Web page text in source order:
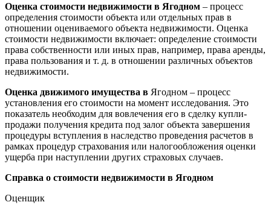
Оценка стоимости недвижимости в Ягодном – процесс
определения стоимости объекта или отдельных прав в
отношении оцениваемого объекта недвижимости. Оценка
стоимости недвижимости включает: определение стоимости
права собственности или иных прав, например, права аренды,
права пользования и т. д. в отношении различных объектов
недвижимости.
Оценка движимого имущества в Ягодном – процесс
установления его стоимости на момент исследования. Это
показатель необходим для вовлечения его в сделку купли-
продажи получения кредита под залог объекта завершения
процедуры вступления в наследство проведения расчетов в
рамках процедур страхования или налогообложения оценки
ущерба при наступлении других страховых случаев.
Справка о стоимости недвижимости в Ягодном
Оценщик